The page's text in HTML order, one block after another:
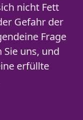
nicht Fett
Gefahr der
Frage
Sie uns, und
erfüllte